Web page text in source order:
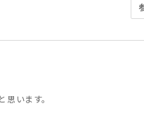
います。